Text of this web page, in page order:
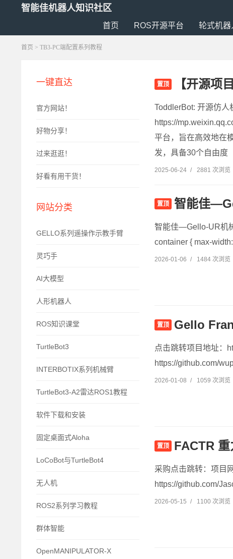
智能佳机器人知识社区
首页 ROS开源平台 轮式机器
首页 > TB3-PC端配置系列教程
一键直达
官方网站！
好物分享！
过来逛逛！
好看有用干货！
网站分类
GELLO系列遥操作示教手臂
灵巧手
AI大模型
人形机器人
ROS知识课堂
TurtleBot3
INTERBOTIX系列机械臂
TurtleBot3-A2雷达ROS1教程
软件下载和安装
固定桌面式Aloha
LoCoBot与TurtleBot4
无人机
ROS2系列学习教程
群体智能
OpenMANIPULATOR-X
置顶 【开源项
ToddlerBot: 开源仿
https://
平台，旨在高效地在
发，具备30个自由度
2025-06-24 / 2881 次浏览
置顶 智能佳
智能佳—Gello-UR机
container { max-
2026-01-06 / 1484 次浏览
置顶 Gello
点击跳转项目地址：
https://github.com/
2026-01-08 / 1059 次浏览
置顶 FACTR
采购点击跳转：项目
https://github.com/
2026-05-15 / 1100 次浏览